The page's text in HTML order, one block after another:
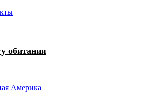
обитания
Америка